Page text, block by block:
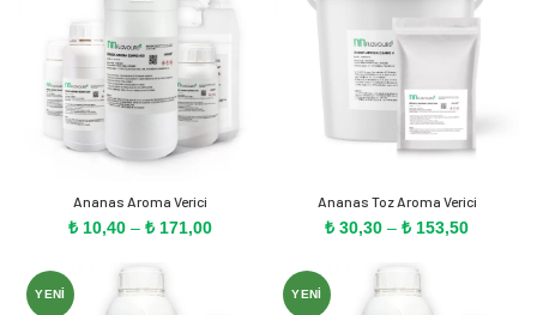
Ananas Aroma Verici
₺ 10,40 – ₺ 171,00Fiyat
Ananas Toz Aroma Verici
₺ 30,30 – ₺ 153,50Fiyat
YENI YENI